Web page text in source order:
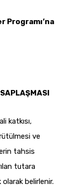
Programı’na
katkısı,
ve
tahsis
tutara
olarak belirlenir.